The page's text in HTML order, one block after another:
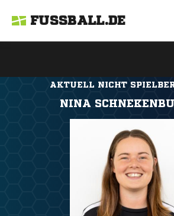
FUSSBALL.DE
AKTUELL NICHT
NINA